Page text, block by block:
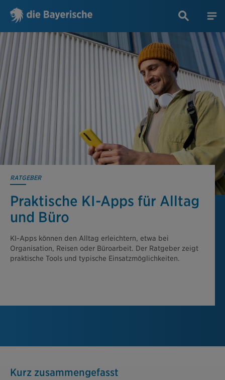
RATGEBER
Praktische KI-Apps für Alltag
und Büro
KI-Apps können den Alltag erleichtern, etwa bei
Organisation, Reisen oder Büroarbeit. Der Ratgeber zeigt
praktische Tools und typische Einsatzmöglichkeiten.
Kurz zusammengefasst